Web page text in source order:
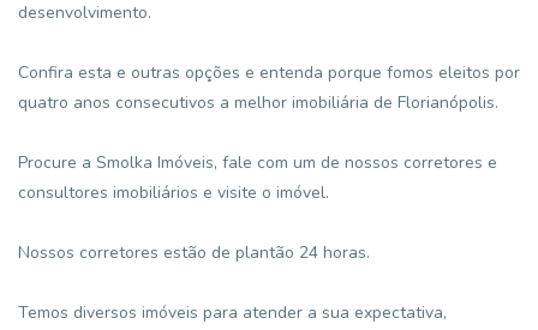
desenvolvimento.
Confira esta e outras opções e entenda porque fomos eleitos por
quatro anos consecutivos a melhor imobiliária de Florianópolis.
Procure a Smolka Imóveis, fale com um de nossos corretores e
consultores imobiliários e visite o imóvel.
Nossos corretores estão de plantão 24 horas.
Temos diversos imóveis para atender a sua expectativa,